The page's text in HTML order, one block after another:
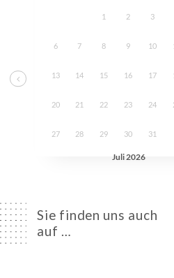
Sie finden uns auch
auf …